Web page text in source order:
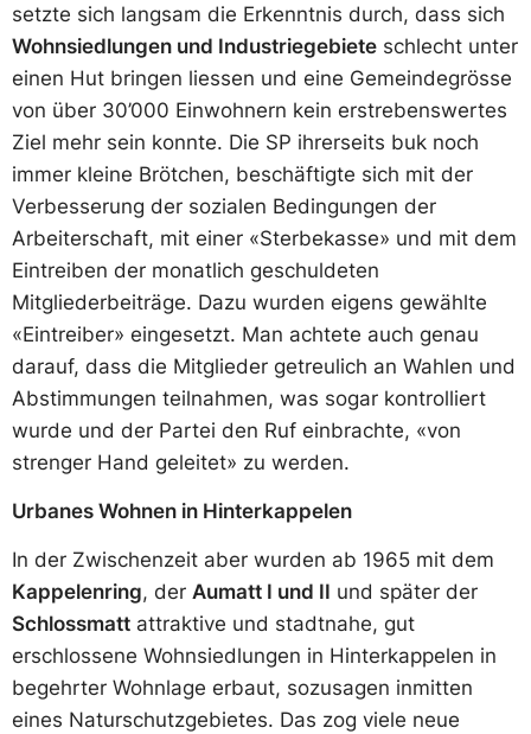
setzte sich langsam die Erkenntnis durch, dass sich
Wohnsiedlungen und Industriegebiete schlecht unter
einen Hut bringen liessen und eine Gemeindegrösse
von über 30’000 Einwohnern kein erstrebenswertes
Ziel mehr sein konnte. Die SP ihrerseits buk noch
immer kleine Brötchen, beschäftigte sich mit der
Verbesserung der sozialen Bedingungen der
Arbeiterschaft, mit einer «Sterbekasse» und mit dem
Eintreiben der monatlich geschuldeten
Mitgliederbeiträge. Dazu wurden eigens gewählte
«Eintreiber» eingesetzt. Man achtete auch genau
darauf, dass die Mitglieder getreulich an Wahlen und
Abstimmungen teilnahmen, was sogar kontrolliert
wurde und der Partei den Ruf einbrachte, «von
strenger Hand geleitet» zu werden.
Urbanes Wohnen in Hinterkappelen
In der Zwischenzeit aber wurden ab 1965 mit dem
Kappelenring, der Aumatt I und II und später der
Schlossmatt attraktive und stadtnahe, gut
erschlossene Wohnsiedlungen in Hinterkappelen in
begehrter Wohnlage erbaut, sozusagen inmitten
eines Naturschutzgebietes. Das zog viele neue